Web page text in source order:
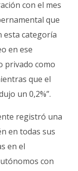
con el mes
que
esta categoría
en ese
privado como
que el
un 0,2%”.
registró una
en todas sus
en el
con